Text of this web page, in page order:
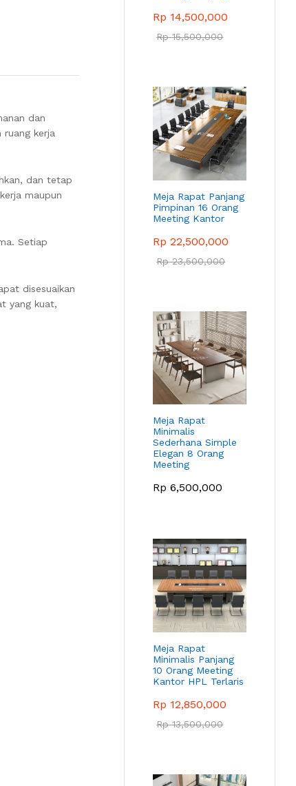
dan
kerja
dan tetap
maupun
Setiap
disesuaikan
yang kuat,
Rp 14,500,000
Rp15,500,000
Meja Rapat Panjang
Pimpinan 16 Orang
Meeting Kantor
Rp 22,500,000
Rp23,500,000
Meja Rapat
Minimalis
Sederhana Simple
Elegan 8 Orang
Meeting
Rp 6,500,000
Meja Rapat
Minimalis Panjang
10 Orang Meeting
Kantor HPL Terlaris
Rp 12,850,000
Rp13,500,000